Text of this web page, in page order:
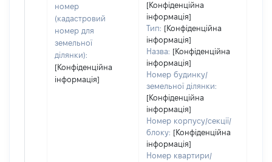
номер
(кадастровий
номер для
земельної
ділянки):
[Конфіденційна
інформація]
[Конфіденційна
інформація]
Тип: [Конфіденційна
інформація]
Назва: [Конфіденційна
інформація]
Номер будинку/
земельної ділянки:
[Конфіденційна
інформація]
Номер корпусу/секції/
блоку: [Конфіденційна
інформація]
Номер квартири/